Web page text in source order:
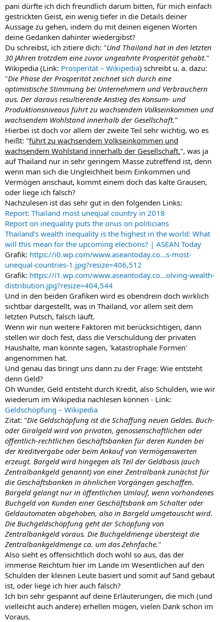
pani dürfte ich dich freundlich darum bitten, für mich einfach
gestrickten Geist, ein wenig tiefer in die Details deiner
Aussage zu gehen, indem du mit deinen eigenen Worten
deine Gedanken dahinter wiedergibst?
Du schreibst, ich zitiere dich: "Und Thailand hat in den letzten
30 JAhren trotzdem eine zuvor ungeahnte Prosperität gehabt."
Wikipedia (Link: Prosperität – Wikipedia) schreibt u. a. dazu:
"Die Phase der Prosperität zeichnet sich durch eine
optimistische Stimmung bei Unternehmern und Verbrauchern
aus. Der daraus resultierende Anstieg des Konsum- und
Produktionsniveaus führt zu wachsendem Volkseinkommen und
wachsendem Wohlstand innerhalb der Gesellschaft."
Hierbei ist doch vor allem der zweite Teil sehr wichtig, wo es
heißt: "führt zu wachsendem Volkseinkommen und
wachsendem Wohlstand innerhalb der Gesellschaft.", was ja
auf Thailand nur in sehr geringem Masse zutreffend ist, denn
wenn man sich die Ungleichheit beim Einkommen und
Vermögen anschaut, kommt einem doch das kalte Grausen,
oder liege ich falsch?
Nachzulesen ist das sehr gut in den folgenden Links:
Report: Thailand most unequal country in 2018
Report on inequality puts the onus on politicians
Thailand's wealth inequality is the highest in the world: What
will this mean for the upcoming elections? | ASEAN Today
Grafik: https://i0.wp.com/www.aseantoday.co...s-most-
unequal-countries-1.jpg?resize=406,512
Grafik: https://i1.wp.com/www.aseantoday.co...olving-wealth-
distribution.jpg?resize=404,544
Und in den beiden Grafiken wird es obendrein doch wirklich
sichtbar dargestellt, was in Thailand, vor allem seit dem
letzten Putsch, falsch läuft.
Wenn wir nun weitere Faktoren mit berücksichtigen, dann
stellen wir doch fest, dass die Verschuldung der privaten
Haushalte, man könnte sagen, 'katastrophale Formen'
angenommen hat.
Und genau das bringt uns dann zu der Frage: Wie entsteht
denn Geld?
Oh Wunder, Geld entsteht durch Kredit, also Schulden, wie wir
wiederum im Wikipedia nachlesen können - Link:
Geldschöpfung – Wikipedia
Zitat: "Die Geldschöpfung ist die Schaffung neuen Geldes. Buch-
oder Giralgeld wird von privaten, genossenschaftlichen oder
öffentlich-rechtlichen Geschäftsbanken für deren Kunden bei
der Kreditvergabe oder beim Ankauf von Vermögenswerten
erzeugt. Bargeld wird hingegen als Teil der Geldbasis (auch
Zentralbankgeld genannt) von einer Zentralbank zunächst für
die Geschäftsbanken in ähnlichen Vorgängen geschaffen.
Bargeld gelangt nur in öffentlichen Umlauf, wenn vorhandenes
Buchgeld von Kunden einer Geschäftsbank am Schalter oder
Geldautomaten abgehoben, also in Bargeld umgetauscht wird.
Die Buchgeldschöpfung geht der Schöpfung von
Zentralbankgeld voraus. Die Buchgeldmenge übersteigt die
Zentralbankgeldmenge ca. um das Zehnfache."
Also sieht es offensichtlich doch wohl so aus, das der
immense Reichtum hier im Lande im Wesentlichen auf den
Schulden der kleinen Leute basiert und somit auf Sand gebaut
ist, oder liege ich hier auch falsch?
Ich bin sehr gespannt auf deine Erläuterungen, die mich (und
vielleicht auch andere) erhellen mögen, vielen Dank schon im
Voraus.